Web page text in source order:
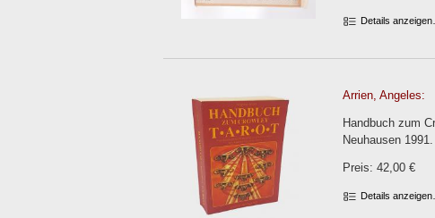
Details
Arrien, Angeles:
Handbuch zum
Neuhausen
Preis: 42,00 €
Details